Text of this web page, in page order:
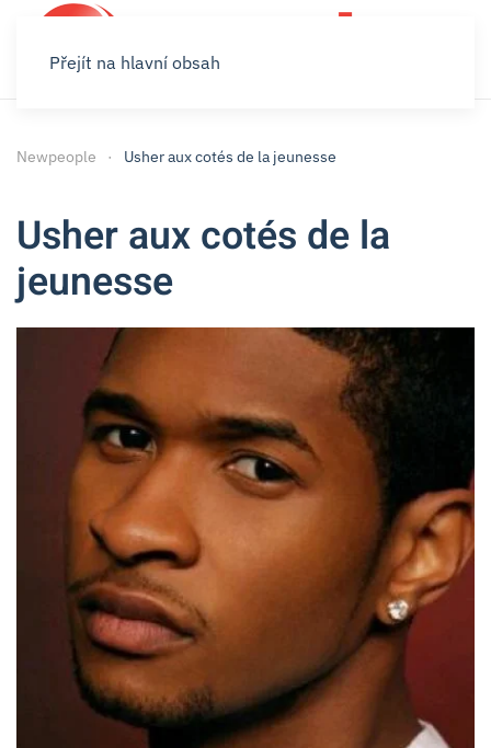
Přejít na hlavní obsah
Newpeople Usher aux cotés de la jeunesse
Usher aux cotés de la
jeunesse